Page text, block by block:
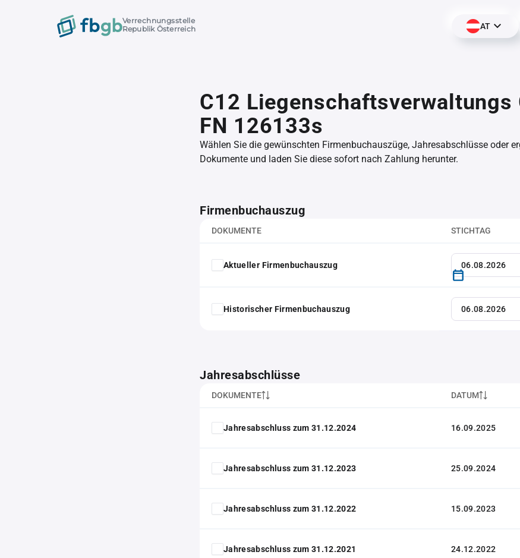
Verrechnungsstelle
Republik Österreich
AT
C12 Liegenschaftsverwaltungs
FN 126133s
Wählen Sie die gewünschten Firmenbuchauszüge, Jahresabschlüsse oder
Dokumente und laden Sie diese sofort nach Zahlung herunter.
Firmenbuchauszug
DOKUMENTE STICHTAG
Aktueller Firmenbuchauszug
Historischer Firmenbuchauszug
Jahresabschlüsse
DOKUMENTE DATUM
Jahresabschluss zum 31.12.2024 16.09.2025
Jahresabschluss zum 31.12.2023 25.09.2024
Jahresabschluss zum 31.12.2022 15.09.2023
Jahresabschluss zum 31.12.2021 24.12.2022